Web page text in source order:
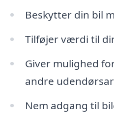
Beskytter din bil
Tilføjer værdi til
Giver mulighed
andre
Nem adgang til